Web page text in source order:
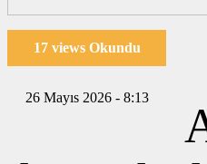
17 views Okundu
26 Mayıs 2026 - 8:13